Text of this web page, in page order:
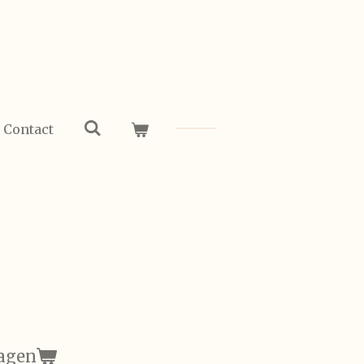
Contact